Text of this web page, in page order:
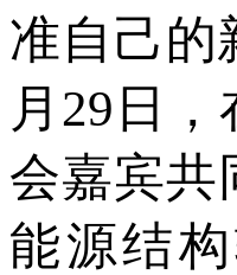
准自己的
月29日
会嘉宾共
能源结